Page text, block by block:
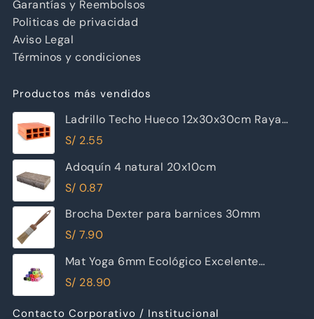
Garantías y Reembolsos
Politicas de privacidad
Aviso Legal
Términos y condiciones
Productos más vendidos
Ladrillo Techo Hueco 12x30x30cm Raya
Piramide
S/ 2.55
Adoquín 4 natural 20x10cm
S/ 0.87
Brocha Dexter para barnices 30mm
S/ 7.90
Mat Yoga 6mm Ecológico Excelente
Calidad
S/ 28.90
Contacto Corporativo / Institucional